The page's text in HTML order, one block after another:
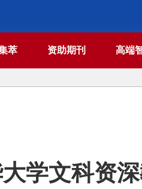
萃 资助期刊 高端
学文科资深